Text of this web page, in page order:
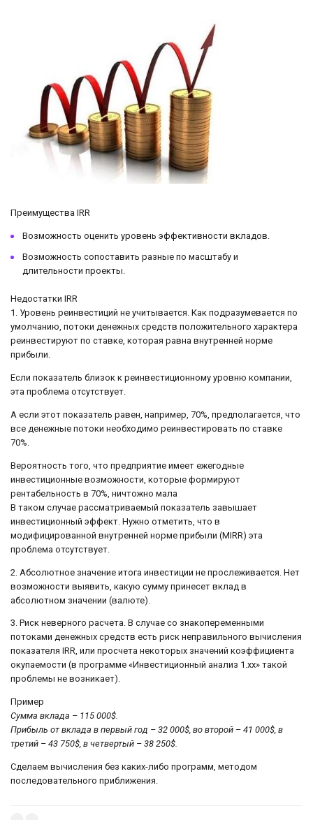
Преимущества IRR
Возможность оценить уровень эффективности вкладов.
Возможность сопоставить разные по масштабу и
длительности проекты.
Недостатки IRR
1. Уровень реинвестиций не учитывается. Как подразумевается по
умолчанию, потоки денежных средств положительного характера
реинвестируют по ставке, которая равна внутренней норме
прибыли.
Если показатель близок к реинвестиционному уровню компании,
эта проблема отсутствует.
А если этот показатель равен, например, 70%, предполагается, что
все денежные потоки необходимо реинвестировать по ставке
70%.
Вероятность того, что предприятие имеет ежегодные
инвестиционные возможности, которые формируют
рентабельность в 70%, ничтожно мала
В таком случае рассматриваемый показатель завышает
инвестиционный эффект. Нужно отметить, что в
модифицированной внутренней норме прибыли (MIRR) эта
проблема отсутствует.
2. Абсолютное значение итога инвестиции не прослеживается. Нет
возможности выявить, какую сумму принесет вклад в
абсолютном значении (валюте).
3. Риск неверного расчета. В случае со знакопеременными
потоками денежных средств есть риск неправильного вычисления
показателя IRR, или просчета некоторых значений коэффициента
окупаемости (в программе «Инвестиционный анализ 1.хх» такой
проблемы не возникает).
Пример
Сумма вклада – 115 000$.
Прибыль от вклада в первый год – 32 000$, во второй – 41 000$, в
третий – 43 750$, в четвертый – 38 250$.
Сделаем вычисления без каких-либо программ, методом
последовательного приближения.